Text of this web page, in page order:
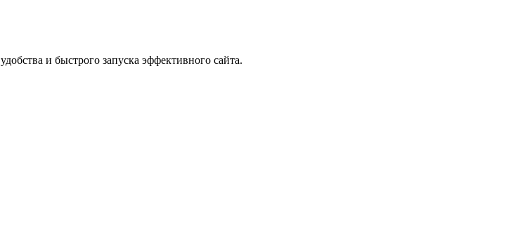
и быстрого запуска эффективного сайта.